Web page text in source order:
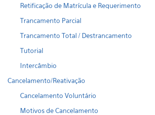
Retificação de Matrícula e Requerimento
Trancamento Parcial
Trancamento Total / Destrancamento
Tutorial
Intercâmbio
Cancelamento/Reativação
Cancelamento Voluntário
Motivos de Cancelamento